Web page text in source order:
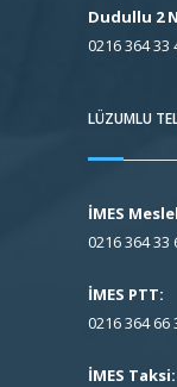
Dudullu 2
0216 364 33
LÜZUMLU
İMES
0216 364 33
İMES PTT:
0216 364 66
İMES Taksi: